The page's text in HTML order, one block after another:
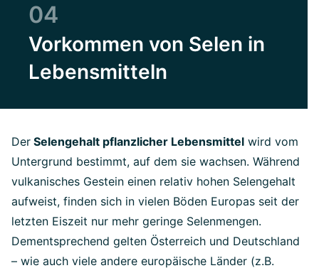
04
Vorkommen von Selen in
Lebensmitteln
Der Selengehalt pflanzlicher Lebensmittel wird vom
Untergrund bestimmt, auf dem sie wachsen. Während
vulkanisches Gestein einen relativ hohen Selengehalt
aufweist, finden sich in vielen Böden Europas seit der
letzten Eiszeit nur mehr geringe Selenmengen.
Dementsprechend gelten Österreich und Deutschland
– wie auch viele andere europäische Länder (z.B.